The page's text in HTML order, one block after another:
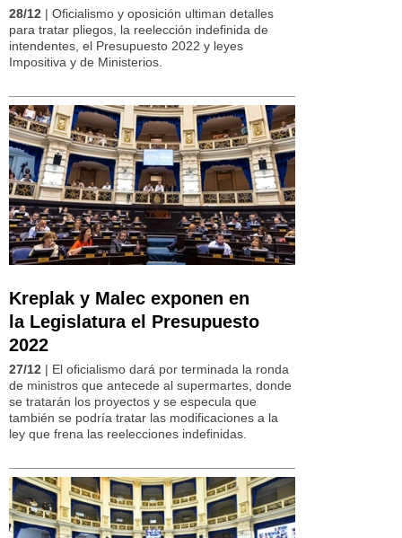
28/12 | Oficialismo y oposición ultiman detalles
para tratar pliegos, la reelección indefinida de
intendentes, el Presupuesto 2022 y leyes
Impositiva y de Ministerios.
Kreplak y Malec exponen en
la Legislatura el Presupuesto
2022
27/12 | El oficialismo dará por terminada la ronda
de ministros que antecede al supermartes, donde
se tratarán los proyectos y se especula que
también se podría tratar las modificaciones a la
ley que frena las reelecciones indefinidas.